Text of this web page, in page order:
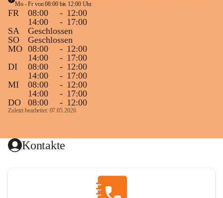
Mo - Fr von 08:00 bis 12:00 Uhr.
FR 08:00 - 12:00
14:00
- 17:00
SA
Geschlossen
SO
Geschlossen
MO 08:00 - 12:00
14:00
- 17:00
DI
08:00 - 12:00
14:00
- 17:00
MI
08:00 - 12:00
14:00
- 17:00
DO
08:00 - 12:00
Zuletzt bearbeitet: 07.05.2026
Kontakte